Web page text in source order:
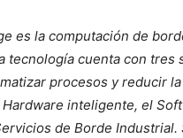
es la computación de
tecnología cuenta con tres
procesos y reducir
inteligente, el
de Borde Industrial.